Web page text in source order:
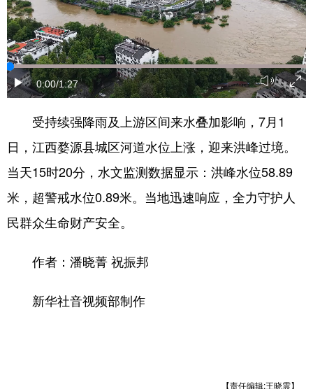
视频 图片 政务
法律 中央文件 汽车
食品 人居 信息化 数字经济
学术中国 乡村振兴 银龄 溯源中国
城市 旅游 能源 会展
公益 一带一路 亚太网 上市公司
文化产业
地方频道
北京 天津
0:00/1:27
受持续强降雨及上游区间来水叠加影响，7月1
日，江西婺源县城区河道水位上涨，迎来洪峰过境。
当天15时20分，水文监测数据显示：洪峰水位58.89
米，超警戒水位0.89米。当地迅速响应，全力守护人
民群众生命财产安全。
作者：潘晓菁 祝振邦
新华社音视频部制作
【责任编辑:王晓震】